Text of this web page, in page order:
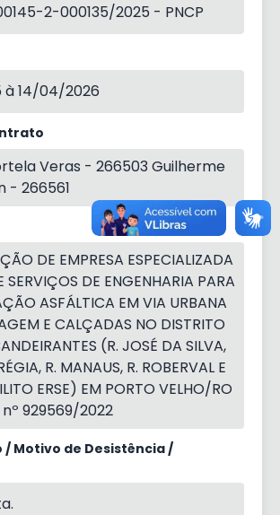
2-000135/2025 - PNCP
à 14/04/2026
Veras - 266503 Guilherme
- 266561
DE EMPRESA ESPECIALIZADA
SERVIÇOS DE ENGENHARIA PARA
ASFÁLTICA EM VIA URBANA
E CALÇADAS NO DISTRITO
(R. JOSÉ DA SILVA,
R. MANAUS, R. ROBERVAL E
ERSE) EM PORTO VELHO/RO
929569/2022
/ Motivo de Desistência /